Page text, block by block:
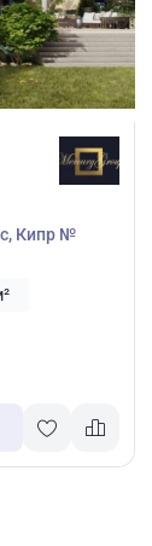
Кипр №